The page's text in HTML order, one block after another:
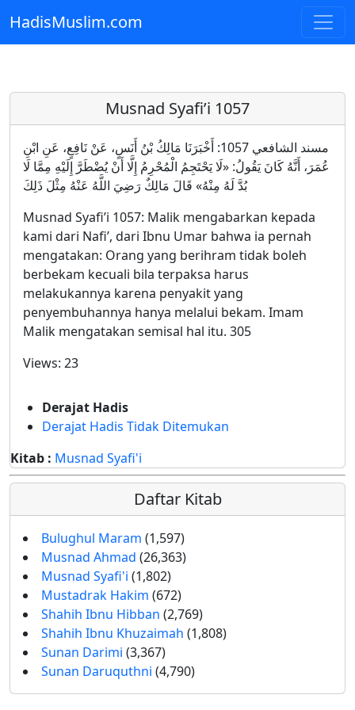
Skip to main content
HadisMuslim.com
Musnad Syafi’i 1057
مسند الشافعي 1057: أَخْبَرَنَا مَالِكُ بْنُ أَنَسٍ، عَنْ نَافِعٍ، عَنِ ابْنِ
عُمَرَ، أَنَّهُ كَانَ يَقُولُ: «لَا يَحْتَجِمُ الْمُحْرِمُ إِلَّا أَنْ يُضْطَرَّ إِلَيْهِ مِمَّا لَا
بُدَّ لَهُ مِنْهُ» قَالَ مَالِكٌ رَضِيَ اللَّهُ عَنْهُ مِثْلَ ذَلِكَ
Musnad Syafi’i 1057: Malik mengabarkan kepada
kami dari Nafi’, dari Ibnu Umar bahwa ia pernah
mengatakan: Orang yang berihram tidak boleh
berbekam kecuali bila terpaksa harus
melakukannya karena penyakit yang
penyembuhannya hanya melalui bekam. Imam
Malik mengatakan semisal hal itu. 305
Views: 23
Derajat Hadis
Derajat Hadis Tidak Ditemukan
Kitab : Musnad Syafi'i
Daftar Kitab
Bulughul Maram (1,597)
Musnad Ahmad (26,363)
Musnad Syafi'i (1,802)
Mustadrak Hakim (672)
Shahih Ibnu Hibban (2,769)
Shahih Ibnu Khuzaimah (1,808)
Sunan Darimi (3,367)
Sunan Daruquthni (4,790)